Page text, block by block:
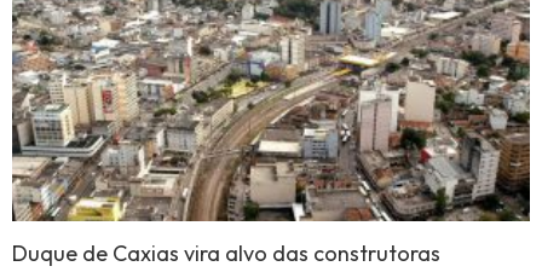
Duque de Caxias vira alvo das construtoras